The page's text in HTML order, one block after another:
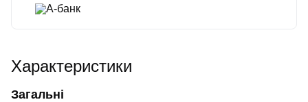
А-банк
Характеристики
Загальні